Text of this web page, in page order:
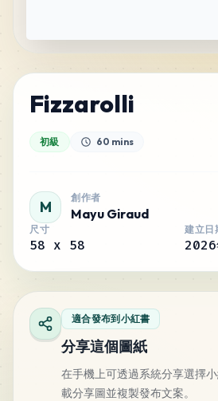
Fizzarolli
初級 60 mins
M
創作者
Mayu Giraud
尺寸
58 x 58
建立日
適合發布到小紅書
分享這個圖紙
在手機上可透過系統分享選擇
載分享圖並複製發布文案。